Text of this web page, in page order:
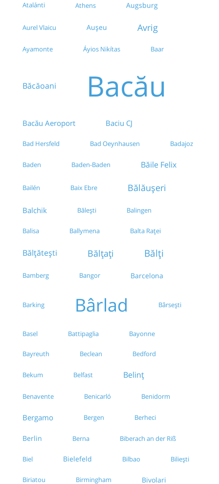
Atalánti Athens Augsburg
Aurel Vlaicu Aușeu Avrig
Ayamonte Áyios Nikítas Baar
Băcăoani Bacău
Bacău Aeroport Baciu CJ
Bad Hersfeld Bad Oeynhausen Badajoz
Baden Baden-Baden Băile Felix
Bailén Baix Ebre Bălăușeri
Balchik Bălești Balingen
Balisa Ballymena Balta Raței
Bălțătești Bălțați Bălți
Bamberg Bangor Barcelona
Barking Bârlad Bârsești
Basel Battipaglia Bayonne
Bayreuth Beclean Bedford
Bekum Belfast Belinț
Benavente Benicarló Benidorm
Bergamo Bergen Berheci
Berlin Berna Biberach an der Riß
Biel Bielefeld Bilbao Biliești
Biriatou Birmingham Bivolari